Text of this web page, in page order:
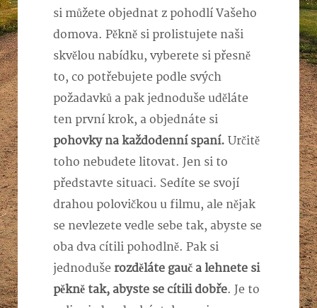
si můžete objednat z pohodlí Vašeho
domova. Pěkně si prolistujete naši
skvělou nabídku, vyberete si přesně
to, co potřebujete podle svých
požadavků a pak jednoduše uděláte
ten první krok, a objednáte si
pohovky na každodenní spaní. Určitě
toho nebudete litovat. Jen si to
představte situaci. Sedíte se svojí
drahou polovičkou u filmu, ale nějak
se nevlezete vedle sebe tak, abyste se
oba dva cítili pohodlně. Pak si
jednoduše rozděláte gauč a lehnete si
pěkně tak, abyste se cítili dobře. Je to